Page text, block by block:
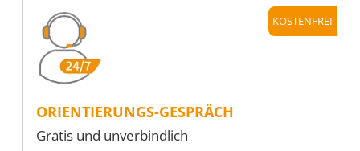
KOSTENFREI
ORIENTIERUNGS-GESPRÄCH
Gratis und unverbindlich